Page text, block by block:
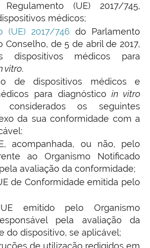
(UE) 2017/745,
médicos;
(UE) 2017/746 do Parlamento
Conselho, de 5 de abril de 2017,
dispositivos médicos para
vitro.
de dispositivos médicos e
para diagnóstico in vitro
os seguintes
da sua conformidade com a
acompanhada, ou não, pelo
ao Organismo Notificado
avaliação da conformidade;
de Conformidade emitida pelo
emitido pelo Organismo
pela avaliação da
do dispositivo, se aplicável;
de utilização redigidos em